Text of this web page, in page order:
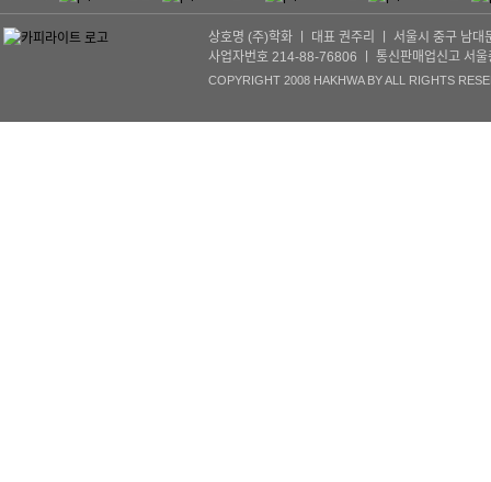
상호명 (주)학화 ㅣ 대표 권주리 ㅣ 서울시 중구
사업자번호 214-88-76806 ㅣ 통신판매업신고 서
COPYRIGHT 2008 HAKHWA BY ALL RIGHTS